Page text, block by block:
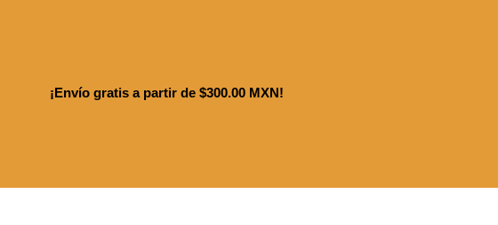
¡Envío gratis a partir de $300.00 MXN!